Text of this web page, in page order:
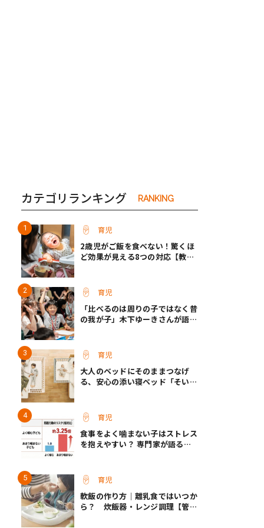
夫婦
カテゴリランキング RANKING
育児
2歳児がご飯を食べない！驚くほ
ど効果が見える8つの対応【教え
育児
「比べるのは周りの子ではなく昔
の我が子」木下ゆーきさんが語っ
育児
大人のベッドにそのままつなげ
る、安心の添い寝ベッド「そいね
育児
食事をよく噛まない子はストレス
を抱えやすい？ 専門家が語る、
育児
軟飯の作り方｜離乳食ではいつか
ら？ 炊飯器・レンジ調理【管理